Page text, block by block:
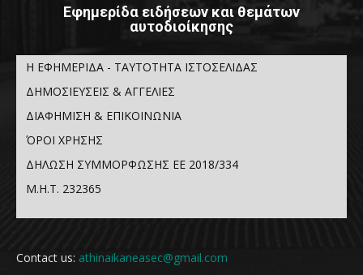
Εφημερίδα ειδήσεων και θεμάτων
αυτοδιοίκησης
Η ΕΦΗΜΕΡΙΔΑ - ΤΑΥΤΟΤΗΤΑ ΙΣΤΟΣΕΛΙΔΑΣ
ΔΗΜΟΣΙΕΥΣΕΙΣ & ΑΓΓΕΛΙΕΣ
ΔΙΑΦΗΜΙΣΗ & ΕΠΙΚΟΙΝΩΝΙΑ
ΌΡΟΙ ΧΡΗΣΗΣ
ΔΗΛΩΣΗ ΣΥΜΜΟΡΦΩΣΗΣ ΕΕ 2018/334
Μ.Η.Τ. 232365
Contact us: athinaikaneasec@gmail.com